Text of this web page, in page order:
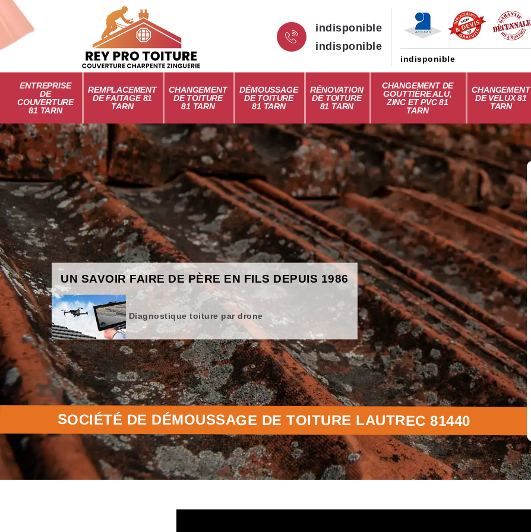
indisponible
indisponible
indisponible
ENTREPRISE
DE
COUVERTURE
81 TARN
REMPLACEMENT
DE FAITAGE 81
TARN
CHANGEMENT
DE TOITURE
81 TARN
DÉMOUSSAGE
DE TOITURE
81 TARN
RÉNOVATION
DE TOITURE
81 TARN
CHANGEMENT DE
GOUTTIÈRE ALU,
ZINC ET PVC 81
TARN
CHANGEMENT
DE VELUX 81
TARN
UN SAVOIR FAIRE DE PÈRE EN FILS DEPUIS 1986
Diagnostique toiture par drone
SOCIÉTÉ DE DÉMOUSSAGE DE TOITURE LAUTREC 81440